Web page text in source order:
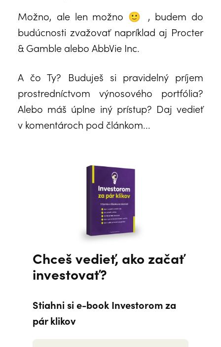
Možno, ale len možno 🙂 , budem do
budúcnosti zvažovať napríklad aj Procter
& Gamble alebo AbbVie Inc.
A čo Ty? Buduješ si pravidelný príjem
prostredníctvom výnosového portfólia?
Alebo máš úplne iný prístup? Daj vedieť
v komentároch pod článkom...
Chceš vedieť, ako začať
investovať?
Stiahni si e-book Investorom za
pár klikov